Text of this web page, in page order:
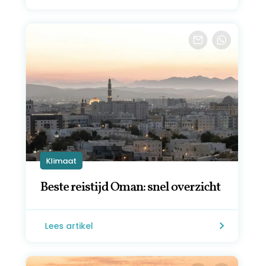
Klimaat
Beste reistijd Oman: snel overzicht
Lees artikel